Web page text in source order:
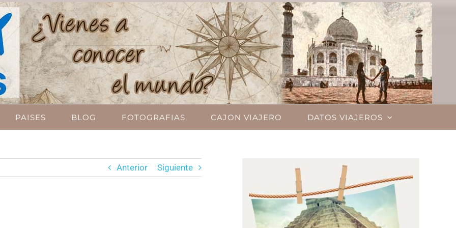
PAISES BLOG FOTOGRAFIAS CAJON VIAJERO DATOS VIAJEROS
Anterior Siguiente